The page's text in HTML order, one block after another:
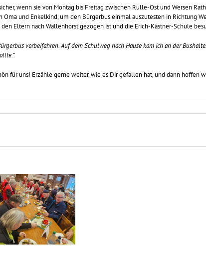
wenn sie von Montag bis Freitag zwischen Rulle-Ost und Wersen
Oma und Enkelkind, um den Bürgerbus einmal auszutesten in Richtung
Eltern nach Wallenhorst gezogen ist und die Erich-Kästner-Schule
vorbeifahren. Auf dem Schulweg nach Hause kam ich an der
für uns! Erzähle gerne weiter, wie es Dir gefallen hat, und dann